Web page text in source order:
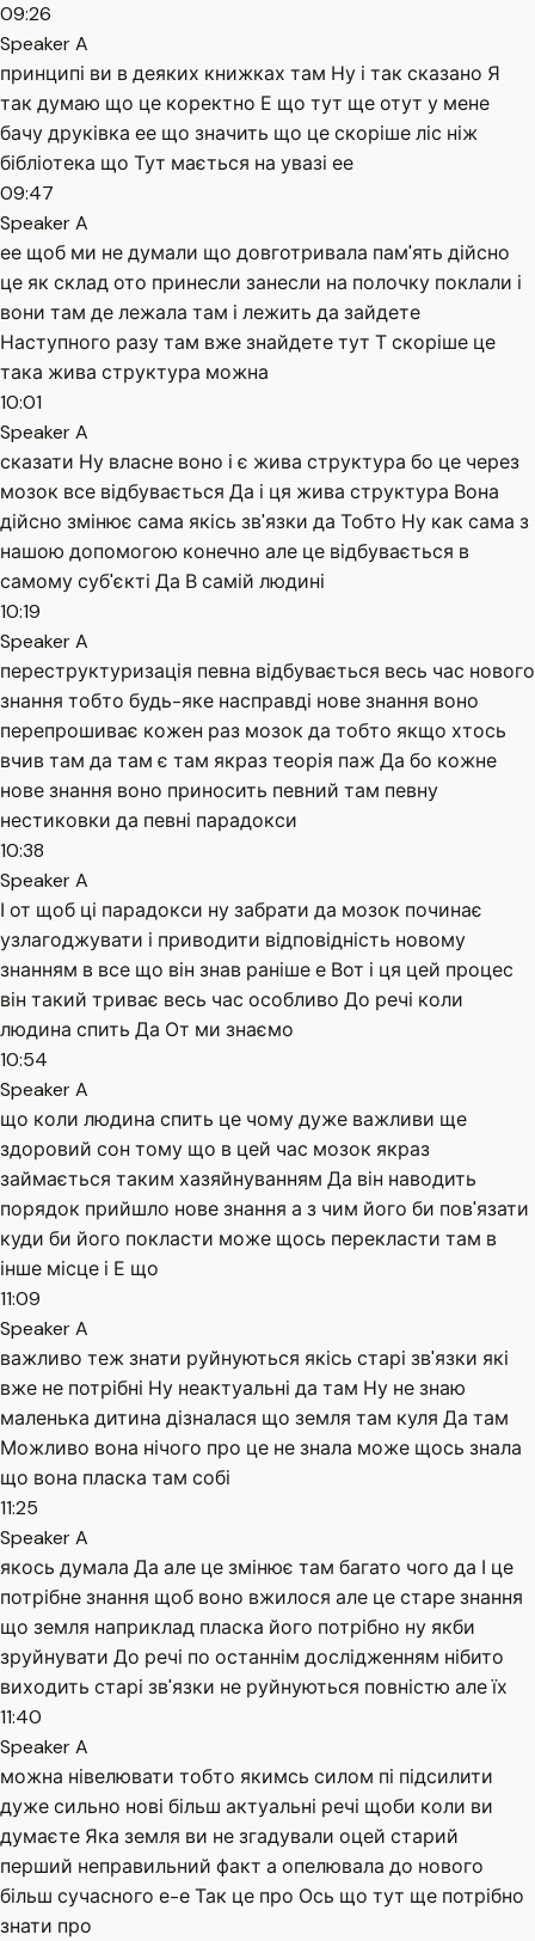
09:26
Speaker A
принципі ви в деяких книжках там Ну і так сказано Я
так думаю що це коректно Е що тут ще отут у мене
бачу друківка ее що значить що це скоріше ліс ніж
бібліотека що Тут мається на увазі ее
09:47
Speaker A
ее щоб ми не думали що довготривала пам'ять дійсно
це як склад ото принесли занесли на полочку поклали і
вони там де лежала там і лежить да зайдете
Наступного разу там вже знайдете тут Т скоріше це
така жива структура можна
10:01
Speaker A
сказати Ну власне воно і є жива структура бо це через
мозок все відбувається Да і ця жива структура Вона
дійсно змінює сама якісь зв'язки да Тобто Ну как сама з
нашою допомогою конечно але це відбувається в
самому суб'єкті Да В самій людині
10:19
Speaker A
переструктуризація певна відбувається весь час нового
знання тобто будь-яке насправді нове знання воно
перепрошиває кожен раз мозок да тобто якщо хтось
вчив там да там є там якраз теорія паж Да бо кожне
нове знання воно приносить певний там певну
нестиковки да певні парадокси
10:38
Speaker A
І от щоб ці парадокси ну забрати да мозок починає
узлагоджувати і приводити відповідність новому
знанням в все що він знав раніше е Вот і ця цей процес
він такий триває весь час особливо До речі коли
людина спить Да От ми знаємо
10:54
Speaker A
що коли людина спить це чому дуже важливи ще
здоровий сон тому що в цей час мозок якраз
займається таким хазяйнуванням Да він наводить
порядок прийшло нове знання а з чим його би пов'язати
куди би його покласти може щось перекласти там в
інше місце і Е що
11:09
Speaker A
важливо теж знати руйнуються якісь старі зв'язки які
вже не потрібні Ну неактуальні да там Ну не знаю
маленька дитина дізналася що земля там куля Да там
Можливо вона нічого про це не знала може щось знала
що вона пласка там собі
11:25
Speaker A
якось думала Да але це змінює там багато чого да І це
потрібне знання щоб воно вжилося але це старе знання
що земля наприклад пласка його потрібно ну якби
зруйнувати До речі по останнім дослідженням нібито
виходить старі зв'язки не руйнуються повністю але їх
11:40
Speaker A
можна нівелювати тобто якимсь силом пі підсилити
дуже сильно нові більш актуальні речі щоби коли ви
думаєте Яка земля ви не згадували оцей старий
перший неправильний факт а опелювала до нового
більш сучасного е-е Так це про Ось що тут ще потрібно
знати про